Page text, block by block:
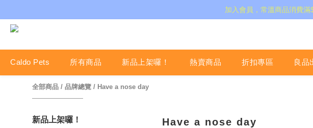
加入會員，常溫商品消費
Caldo Pets 所有商品 新品上架囉！ 熱賣商品 折扣專區 良品
全部商品 / 品牌總覽 / Have a nose day
新品上架囉！
Have a nose day